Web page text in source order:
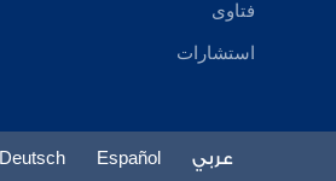
كتاب الحج
فتاوى
استشارات
عربي Español
Deutsch